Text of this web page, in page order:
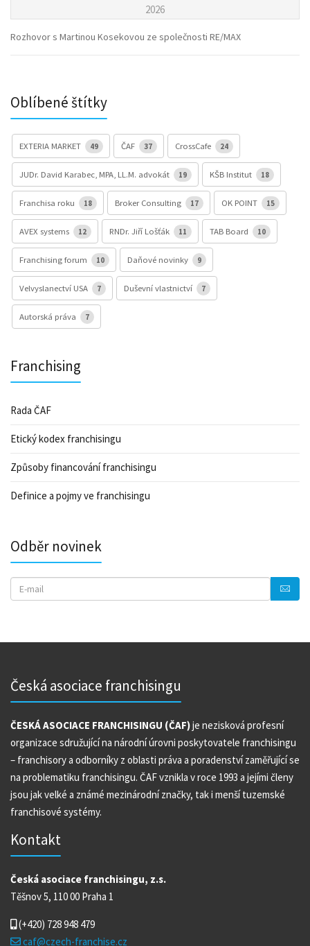
2026
Rozhovor s Martinou Kosekovou ze společnosti RE/MAX
Oblíbené štítky
EXTERIA MARKET 49 ČAF 37 CrossCafe 24
JUDr. David Karabec, MPA, LL.M. advokát 19 KŠB Institut 18
Franchisa roku 18 Broker Consulting 17 OK POINT 15
AVEX systems 12 RNDr. Jiří Lošťák 11 TAB Board 10
Franchising forum 10 Daňové novinky 9
Velvyslanectví USA 7 Duševní vlastnictví 7
Autorská práva 7
Franchising
Rada ČAF
Etický kodex franchisingu
Způsoby financování franchisingu
Definice a pojmy ve franchisingu
Odběr novinek
Česká asociace franchisingu
ČESKÁ ASOCIACE FRANCHISINGU (ČAF)je nezisková profesní
organizace sdružující na národní úrovni poskytovatele franchisingu
– franchisory a odborníky z oblasti práva a poradenství zaměřující se
na problematiku franchisingu. ČAF vznikla v roce 1993 a jejími členy
jsou jak velké a známé mezinárodní značky, tak i menší tuzemské
franchisové systémy.
Kontakt
Česká asociace franchisingu, z.s.
Těšnov 5, 110 00 Praha 1
(+420) 728 948 479
caf@czech-franchise.cz